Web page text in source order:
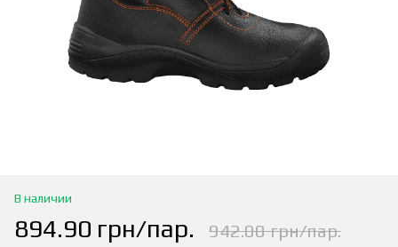
В наличии
894.90 грн/пар. 942.00 грн/пар.